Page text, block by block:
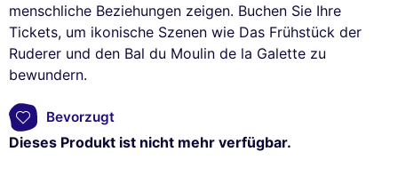
menschliche Beziehungen zeigen. Buchen Sie Ihre
Tickets, um ikonische Szenen wie Das Frühstück der
Ruderer und den Bal du Moulin de la Galette zu
bewundern.
Bevorzugt
Dieses Produkt ist nicht mehr verfügbar.